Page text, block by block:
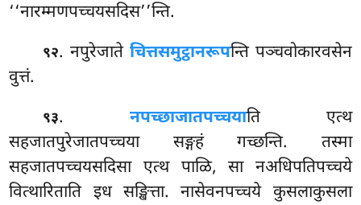
‘‘नारम्मणपच्चयसदिस’’न्ति.
९२. नपुरेजाते चित्तसमुट्ठानरूपन्ति पञ्चवोकारवसेन
वुत्तं.
९३. नपच्छाजातपच्चयाति एत्थ
सहजातपुरेजातपच्चया सङ्गहं गच्छन्ति. तस्मा
सहजातपच्चयसदिसा एत्थ पाळि, सा नअधिपतिपच्चये
वित्थारिताति इध सङ्खित्ता. नासेवनपच्चये कुसलाकुसला